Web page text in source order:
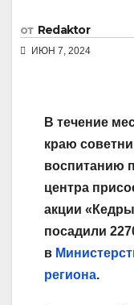
от Redaktor
ИЮН 7, 2024
В течение
краю
воспитанию
центра
акции
посадили
в
региона.